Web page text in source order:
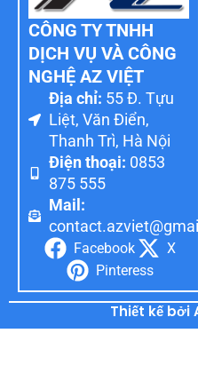
CÔNG TY TNHH
DỊCH VỤ VÀ CÔNG
NGHỆ AZ VIỆT
Địa chỉ: 55 Đ. Tựu
Liệt, Văn Điển,
Thanh Trì, Hà Nội
Điện thoại: 0853
875 555
Mail:
Facebook
X
Pinteress
Thiết kế bởi